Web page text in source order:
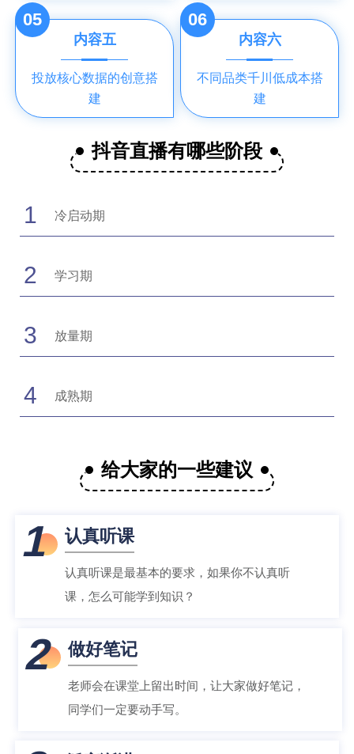
05
内容五
投放核心数据的创意搭
建
06
内容六
不同品类千川低成本搭
建
抖音直播有哪些阶段
1 冷启动期
2 学习期
3 放量期
4 成熟期
给大家的一些建议
1 认真听课
认真听课是最基本的要求，如果你不认真听
课，怎么可能学到知识？
2 做好笔记
老师会在课堂上留出时间，让大家做好笔记，
同学们一定要动手写。